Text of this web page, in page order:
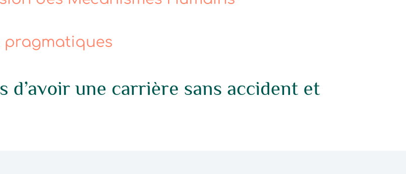
pragmatiques
une carrière sans accident et